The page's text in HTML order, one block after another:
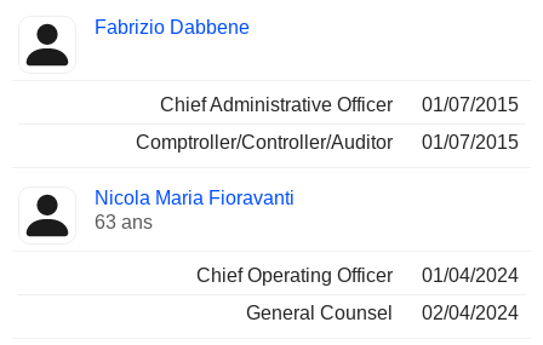
Fabrizio Dabbene
Chief Administrative Officer
01/07/2015
Comptroller/Controller/Auditor
01/07/2015
Nicola Maria Fioravanti
63 ans
Chief Operating Officer
01/04/2024
General Counsel
02/04/2024